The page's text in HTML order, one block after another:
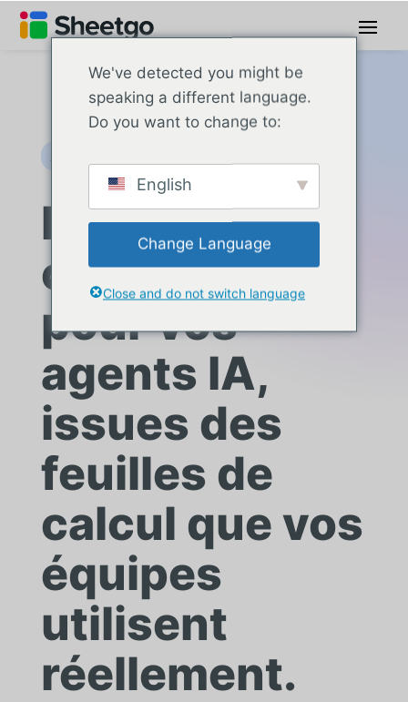
AI-Ready Data
Données
concrètes
pour vos
agents IA,
issues des
feuilles de
calcul que vos
équipes
utilisent
réellement.
We've detected you might be
speaking a different language.
Do you want to change to:
English
Change Language
Close and do not switch language